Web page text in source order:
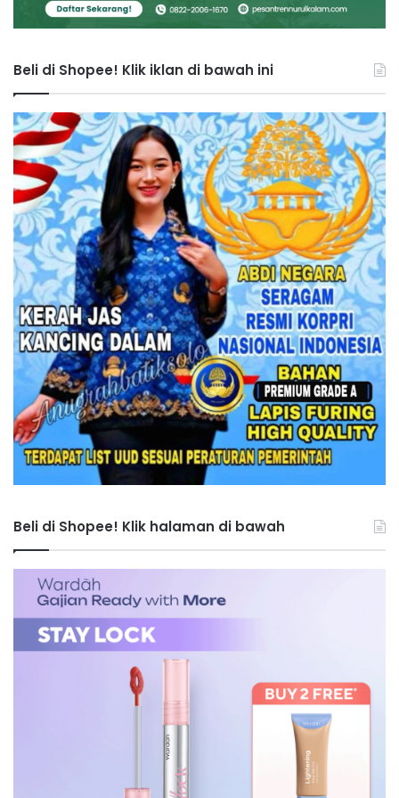
Beli di Shopee! Klik iklan di bawah ini
Beli di Shopee! Klik halaman di bawah